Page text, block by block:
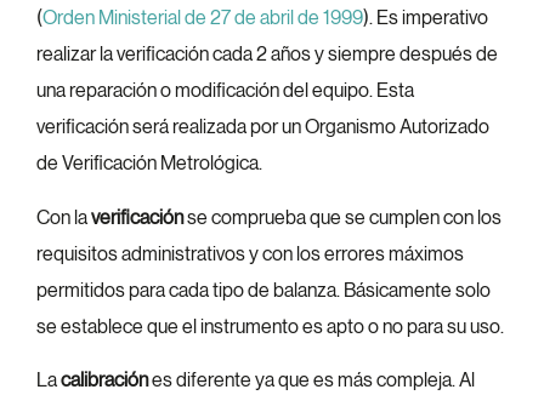
(Orden Ministerial de 27 de abril de 1999). Es imperativo
realizar la verificación cada 2 años y siempre después de
una reparación o modificación del equipo. Esta
verificación será realizada por un Organismo Autorizado
de Verificación Metrológica.
Con laverificaciónse comprueba que se cumplen con los
requisitos administrativos y con los errores máximos
permitidos para cada tipo de balanza. Básicamente solo
se establece que el instrumento es apto o no para su uso.
Lacalibraciónes diferente ya que es más compleja. Al